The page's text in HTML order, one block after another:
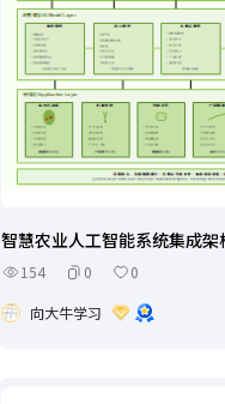
智慧农业人工智能系统集成架
154 0
0
向大牛学习